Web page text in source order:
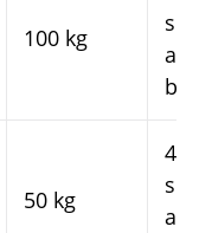
100 kg
50 kg
4–7